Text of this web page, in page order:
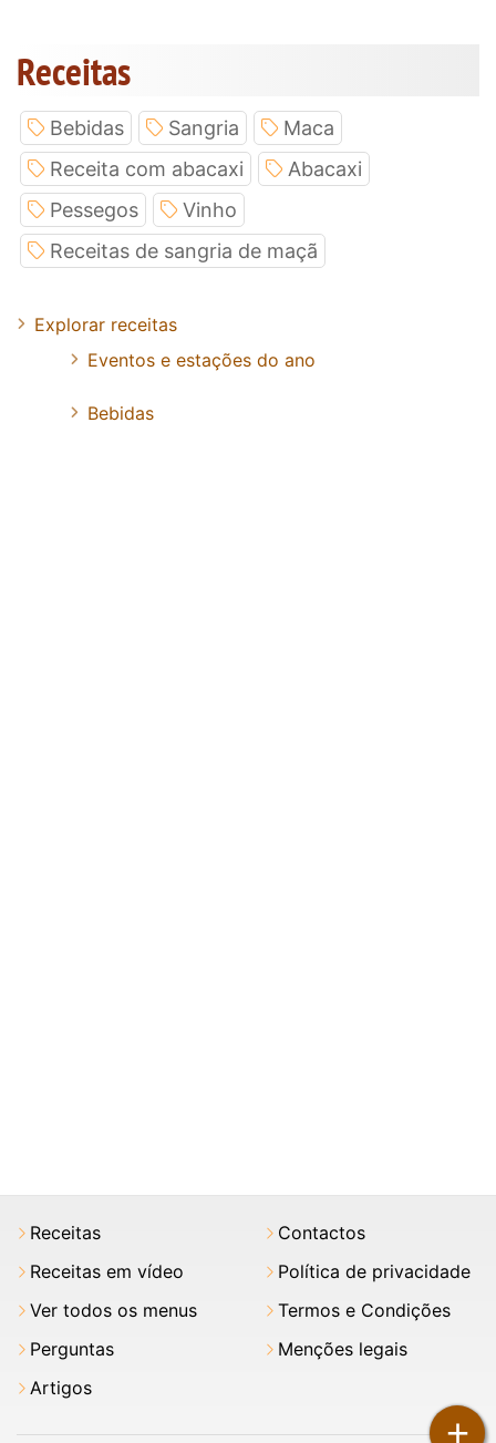
+
Receitas
Bebidas Sangria
Maca
Receita com abacaxi
Abacaxi
Pessegos
Vinho
Receitas de sangria de maçã
Explorar receitas
Eventos e estações do ano
Bebidas
Receitas
Receitas em vídeo
Ver todos os menus
Perguntas
Artigos
Contactos
Política de privacidade
Termos e Condições
Menções legais